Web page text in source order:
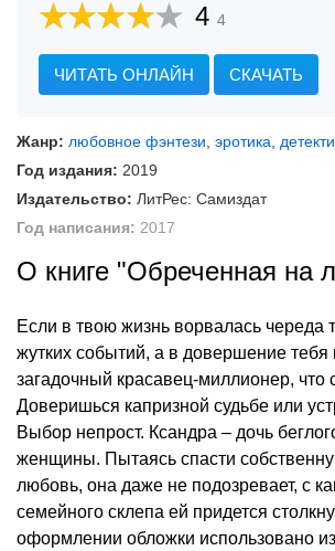
4 4
ЧИТАТЬ ОНЛАЙН СКАЧАТЬ
Жанр: любовное фэнтези, эротика,
Год издания: 2019
Издательство: ЛитРес: Самиздат
Год написания: 2017
О книге "Обреченная на
Если в твою жизнь ворвалась череда
жутких событий, а в довершение тебя
загадочный красавец-миллионер, что
Доверишься капризной судьбе или
Выбор непрост. Ксандра – дочь
женщины. Пытаясь спасти
любовь, она даже не подозревает, с
семейного склепа ей придется
оформлении обложки использовано